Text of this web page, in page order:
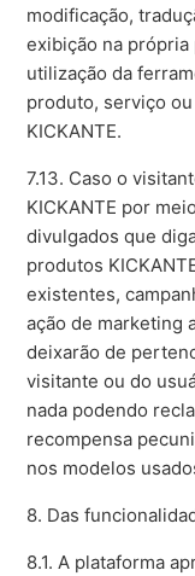
modificação,
exibição na
utilização da
produto, serviço
KICKANTE.
7.13. Caso o
KICKANTE por
divulgados que
produtos
existentes,
ação de marketing
deixarão de
visitante ou do
nada podendo
recompensa
nos modelos
8. Das
8.1. A plataforma